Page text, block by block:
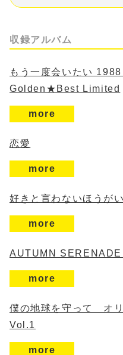
収録アルバム
もう一度会いたい
Golden★Best Limited
more
恋愛
more
好きと言わないほうが
more
AUTUMN
more
僕の地球を守って オ
Vol.1
more